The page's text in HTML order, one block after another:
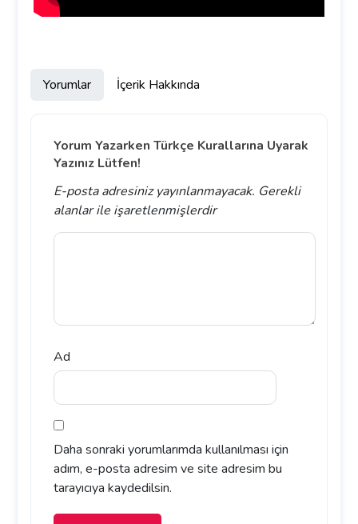
Yorumlar İçerik Hakkında
Yorum Yazarken Türkçe Kurallarına Uyarak
Yazınız Lütfen!
E-posta adresiniz yayınlanmayacak. Gerekli
alanlarile işaretlenmişlerdir
Ad
Daha sonraki yorumlarımda kullanılması için
adım, e-posta adresim ve site adresim bu
tarayıcıya kaydedilsin.